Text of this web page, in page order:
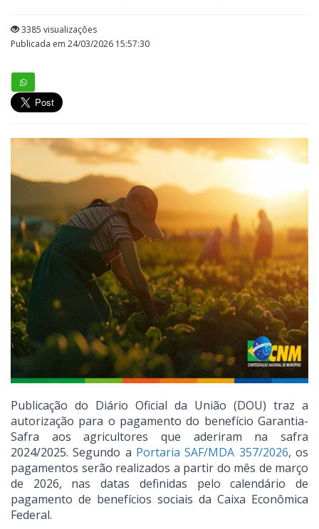
3385 visualizações
Publicada em 24/03/2026 15:57:30
Publicação do Diário Oficial da União (DOU) traz a
autorização para o pagamento do benefício Garantia-
Safra aos agricultores que aderiram na safra
2024/2025. Segundo a Portaria SAF/MDA 357/2026, os
pagamentos serão realizados a partir do mês de março
de 2026, nas datas definidas pelo calendário de
pagamento de benefícios sociais da Caixa Econômica
Federal.